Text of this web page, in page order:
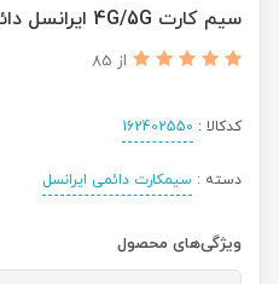
سیم کارت 4G/5G ایرانسل دائمی 09301149268
از 85
کدکالا : 162402550
دسته : سیمکارت دائمی ایرانسل
ویژگی‌های محصول